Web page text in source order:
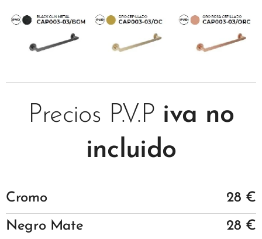
Precios P.V.P iva no
incluido
Cromo
28 €
Negro Mate
28 €